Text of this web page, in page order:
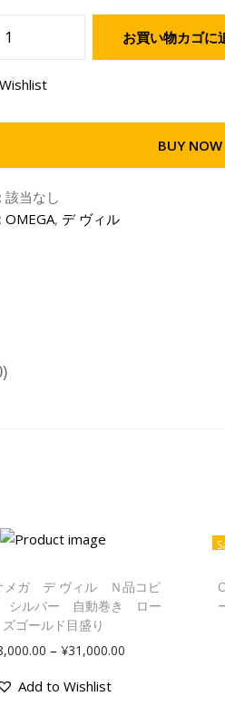
お買い物カゴに
BUY NOW
該当なし
OMEGA, デ ヴィル
メガ デ ヴィル Ｎ品コピ
シルバー 自動巻き ロー
ズゴールド目盛り
– ¥31,000.00
Add to Wishlist